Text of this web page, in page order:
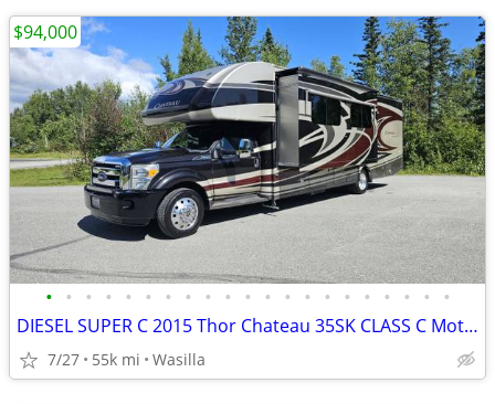
• • • • • • • • • • • • • • • • • • • • •
DIESEL SUPER C 2015 Thor Chateau 35SK CLASS C Motorhome
7/27 55k mi Wasilla
$94,000